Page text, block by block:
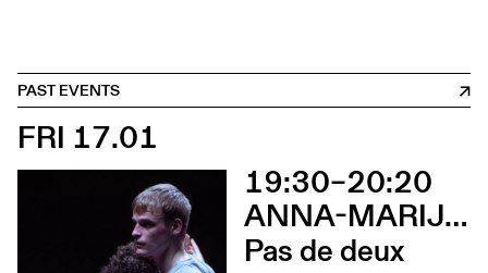
PAST EVENTS
FRI 17.01
19:30–20:20
ANNA-MARIJA ADOMAITYTÉ
Pas de deux